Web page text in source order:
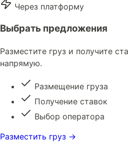
Через платформу
Выбрать предложения
Разместите груз и получите
напрямую.
Размещение груза
Получение ставок
Выбор оператора
Разместить груз →